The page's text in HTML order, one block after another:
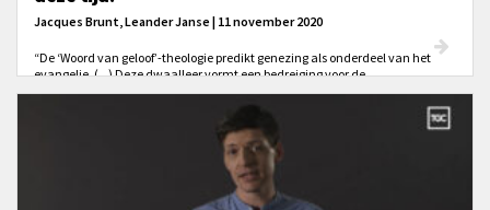
Jacques Brunt, Leander Janse | 11 november 2020
“De ‘Woord van geloof’-theologie predikt genezing als onderdeel van het
evangelie. (...) Deze dwaalleer vormt een bedreiging voor de
gebrokenheid nooit onderdeel van Gods plan zouden kunnen zijn is ten